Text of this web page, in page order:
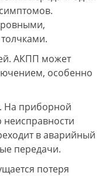
АКПП может
особенно
На приборной
неисправности
в аварийный
передачи.
потеря